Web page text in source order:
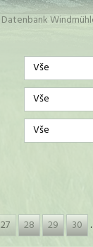
Datenbank
Vše
Vše
Vše
27 28 29 30